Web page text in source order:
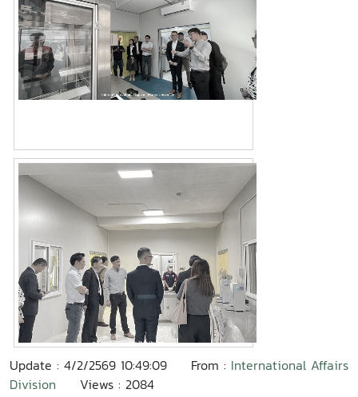
Update : 4/2/2569 10:49:09 From : International Affairs
Division
Views : 2084